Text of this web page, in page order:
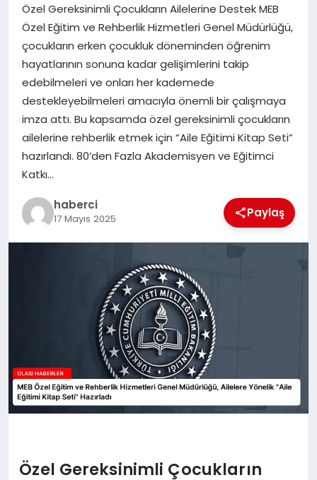
Özel Gereksinimli Çocukların Ailelerine Destek MEB
Özel Eğitim ve Rehberlik Hizmetleri Genel Müdürlüğü,
çocukların erken çocukluk döneminden öğrenim
hayatlarının sonuna kadar gelişimlerini takip
edebilmeleri ve onları her kademede
destekleyebilmeleri amacıyla önemli bir çalışmaya
imza attı. Bu kapsamda özel gereksinimli çocukların
ailelerine rehberlik etmek için “Aile Eğitimi Kitap Seti”
hazırlandı. 80’den Fazla Akademisyen ve Eğitimci
Katkı…
haberci
17 Mayıs 2025 Paylaş
Özel Gereksinimli Çocukların